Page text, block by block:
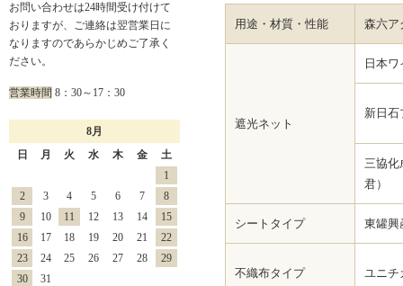
用途・材質・性能 森六ア
遮光ネット
日本
新日石
三協化
君）
シートタイプ 東罐興
不織布タイプ ユニチ
お問い合わせは24時間受け付けて
おりますが、ご連絡は翌営業日に
なりますのであらかじめご了承く
ださい。
営業時間 8：30～17：30
8月
日
月 火 水 木 金
土
1
2
3 4 5 6 7
8
9
10 11 12 13 14
15
16
17 18 19 20 21
22
23
24 25 26 27 28
29
30
31